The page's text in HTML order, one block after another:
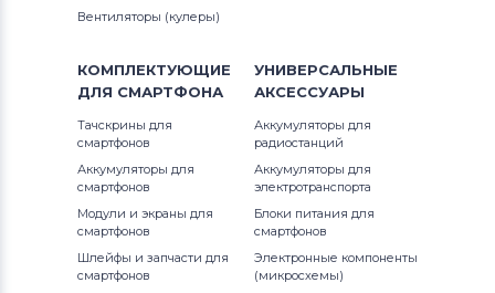
Вентиляторы (кулеры)
КОМПЛЕКТУЮЩИЕ
ДЛЯ СМАРТФОНА
Тачскрины для
смартфонов
Аккумуляторы для
смартфонов
Модули и экраны для
смартфонов
Шлейфы и запчасти для
смартфонов
УНИВЕРСАЛЬНЫЕ
АКСЕССУАРЫ
Аккумуляторы для
радиостанций
Аккумуляторы для
электротранспорта
Блоки питания для
смартфонов
Электронные компоненты
(микросхемы)